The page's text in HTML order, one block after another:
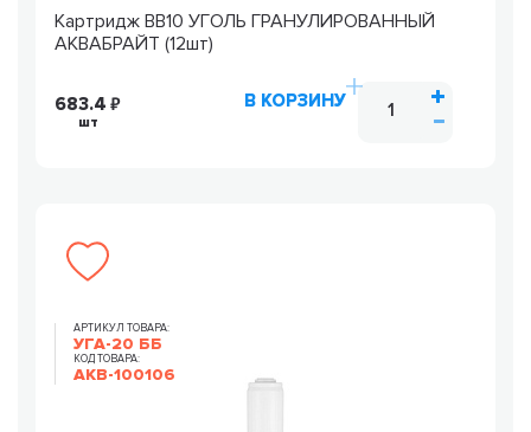
Картридж ВВ10 УГОЛЬ ГРАНУЛИРОВАННЫЙ
АКВАБРАЙТ (12шт)
683.4
шт
В КОРЗИНУ
АРТИКУЛ ТОВАРА:
УГА-20 ББ
КОД ТОВАРА:
AKB-100106